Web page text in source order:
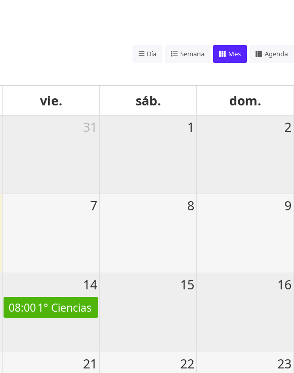
Día Semana Mes Agenda
vie. sáb.
dom.
31 1 2
7 8 9
14
08:00 1° Ciencias
15 16
21 22 23